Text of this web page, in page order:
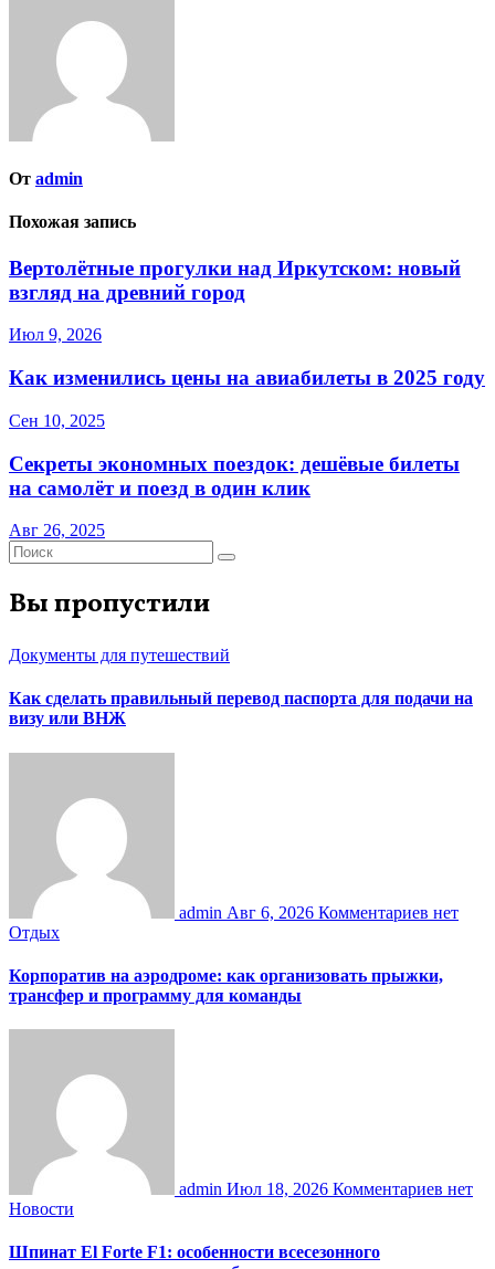
От admin
Похожая запись
Вертолётные прогулки над Иркутском: новый
взгляд на древний город
Июл 9, 2026
Как изменились цены на авиабилеты в 2025 году
Сен 10, 2025
Секреты экономных поездок: дешёвые билеты
на самолёт и поезд в один клик
Авг 26, 2025
Вы пропустили
Документы для путешествий
Как сделать правильный перевод паспорта для подачи на
визу или ВНЖ
admin Авг 6, 2026 Комментариев нет
Отдых
Корпоратив на аэродроме: как организовать прыжки,
трансфер и программу для команды
admin Июл 18, 2026 Комментариев нет
Новости
Шпинат El Forte F1: особенности всесезонного